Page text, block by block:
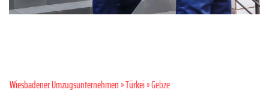
Wiesbadener Umzugsunternehmen»Türkei» Gebze